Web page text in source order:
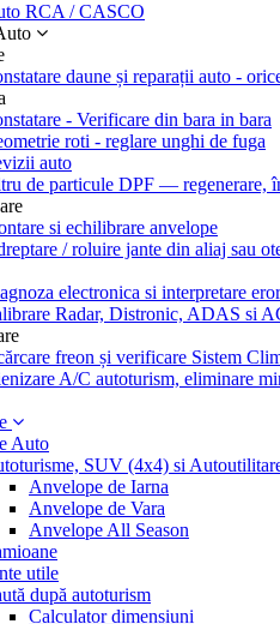
RCA / CASCO
daune și reparații auto -
- Verificare din bara in bara
roti - reglare unghi de fuga
auto
de particule DPF — regenerare,
si echilibrare anvelope
/ roluire jante din aliaj sau
electronica si interpretare
Radar, Distronic, ADAS si
freon și verificare Sistem
A/C autoturism, eliminare
Auto
SUV (4x4) si
Anvelope de Iarna
Anvelope de Vara
Anvelope All Season
utile
după autoturism
Calculator dimensiuni